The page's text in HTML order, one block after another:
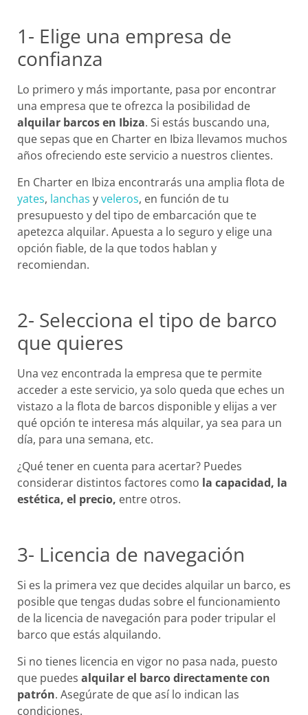
1- Elige una empresa de
confianza
Lo primero y más importante, pasa por encontrar
una empresa que te ofrezca la posibilidad de
alquilar barcos en Ibiza. Si estás buscando una,
que sepas que en Charter en Ibiza llevamos muchos
años ofreciendo este servicio a nuestros clientes.
En Charter en Ibiza encontrarás una amplia flota de
yates, lanchas yveleros, en función de tu
presupuesto y del tipo de embarcación que te
apetezca alquilar. Apuesta a lo seguro y elige una
opción fiable, de la que todos hablan y
recomiendan.
2- Selecciona el tipo de barco
que quieres
Una vez encontrada la empresa que te permite
acceder a este servicio, ya solo queda que eches un
vistazo a la flota de barcos disponible y elijas a ver
qué opción te interesa más alquilar, ya sea para un
día, para una semana, etc.
¿Qué tener en cuenta para acertar? Puedes
considerar distintos factores como la capacidad, la
estética, el precio, entre otros.
3- Licencia de navegación
Si es la primera vez que decides alquilar un barco, es
posible que tengas dudas sobre el funcionamiento
de la licencia de navegación para poder tripular el
barco que estás alquilando.
Si no tienes licencia en vigor no pasa nada, puesto
que puedes alquilar el barco directamente con
patrón. Asegúrate de que así lo indican las
condiciones.